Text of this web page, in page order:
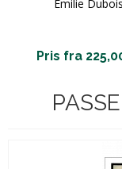
Emilie Dubois
Pris fra